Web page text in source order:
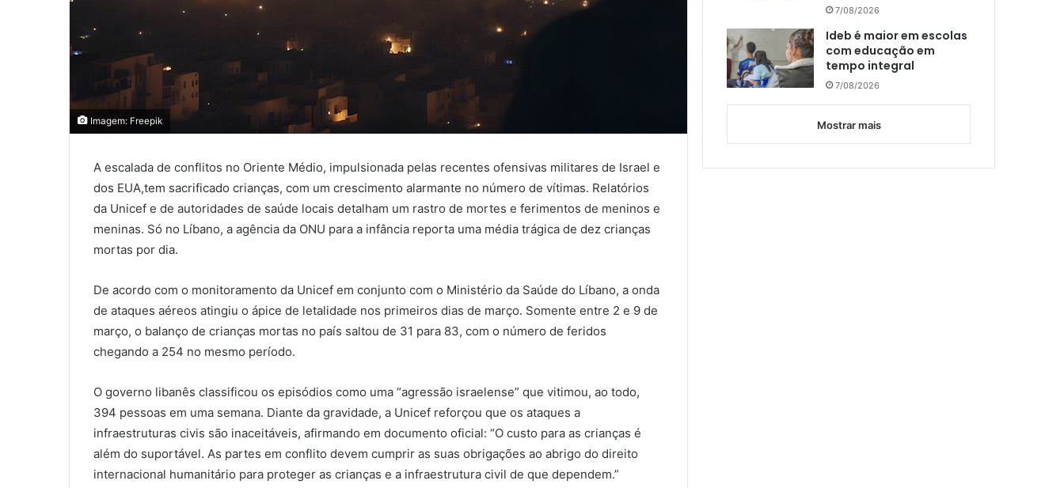
Imagem: Freepik
A escalada de conflitos no Oriente Médio, impulsionada pelas recentes ofensivas militares de Israel e
dos EUA,tem sacrificado crianças, com um crescimento alarmante no número de vítimas. Relatórios
da Unicef e de autoridades de saúde locais detalham um rastro de mortes e ferimentos de meninos e
meninas. Só no Líbano, a agência da ONU para a infância reporta uma média trágica de dez crianças
mortas por dia.
De acordo com o monitoramento da Unicef em conjunto com o Ministério da Saúde do Líbano, a onda
de ataques aéreos atingiu o ápice de letalidade nos primeiros dias de março. Somente entre 2 e 9 de
março, o balanço de crianças mortas no país saltou de 31 para 83, com o número de feridos
chegando a 254 no mesmo período.
O governo libanês classificou os episódios como uma “agressão israelense” que vitimou, ao todo,
394 pessoas em uma semana. Diante da gravidade, a Unicef reforçou que os ataques a
infraestruturas civis são inaceitáveis, afirmando em documento oficial: “O custo para as crianças é
além do suportável. As partes em conflito devem cumprir as suas obrigações ao abrigo do direito
internacional humanitário para proteger as crianças e a infraestrutura civil de que dependem.”
7/08/2026
Ideb é maior em escolas
com educação em
tempo integral
7/08/2026
Mostrar mais